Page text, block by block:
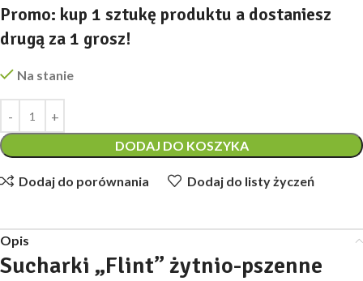
Promo: kup 1 sztukę produktu a dostaniesz
drugą za 1 grosz!
Na stanie
DODAJ DO KOSZYKA
Dodaj do porównania Dodaj do listy życzeń
Opis
Sucharki „Flint” żytnio-pszenne